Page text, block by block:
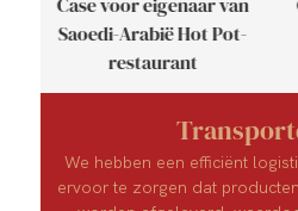
Saoedi-Arabië Hot Pot-
restaurant
We hebben een efficiënt
ervoor te zorgen dat